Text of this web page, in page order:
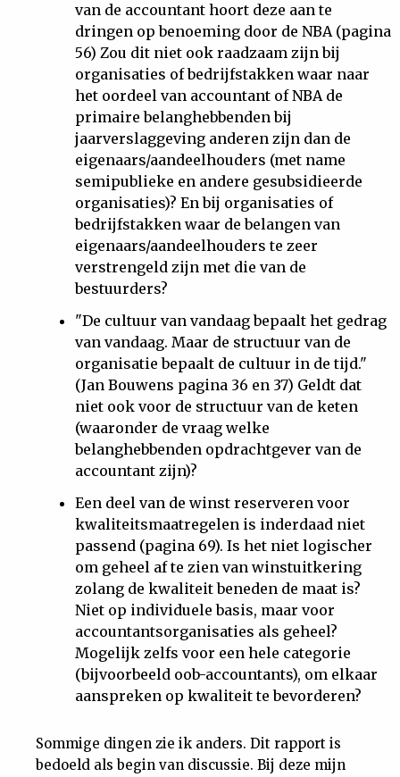
van de accountant hoort deze aan te
dringen op benoeming door de NBA (pagina
56) Zou dit niet ook raadzaam zijn bij
organisaties of bedrijfstakken waar naar
het oordeel van accountant of NBA de
primaire belanghebbenden bij
jaarverslaggeving anderen zijn dan de
eigenaars/aandeelhouders (met name
semipublieke en andere gesubsidieerde
organisaties)? En bij organisaties of
bedrijfstakken waar de belangen van
eigenaars/aandeelhouders te zeer
verstrengeld zijn met die van de
bestuurders?
"De cultuur van vandaag bepaalt het gedrag
van vandaag. Maar de structuur van de
organisatie bepaalt de cultuur in de tijd."
(Jan Bouwens pagina 36 en 37) Geldt dat
niet ook voor de structuur van de keten
(waaronder de vraag welke
belanghebbenden opdrachtgever van de
accountant zijn)?
Een deel van de winst reserveren voor
kwaliteitsmaatregelen is inderdaad niet
passend (pagina 69). Is het niet logischer
om geheel af te zien van winstuitkering
zolang de kwaliteit beneden de maat is?
Niet op individuele basis, maar voor
accountantsorganisaties als geheel?
Mogelijk zelfs voor een hele categorie
(bijvoorbeeld oob-accountants), om elkaar
aanspreken op kwaliteit te bevorderen?
Sommige dingen zie ik anders. Dit rapport is
bedoeld als begin van discussie. Bij deze mijn